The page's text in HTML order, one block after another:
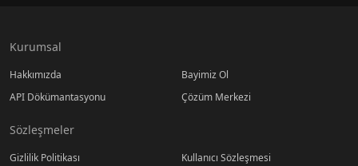
Kurumsal
Hakkımızda
Bayimiz Ol
API Dökümantasyonu
Çözüm Merkezi
Sözleşmeler
Gizlilik Politikası
Kullanıcı Sözleşmesi